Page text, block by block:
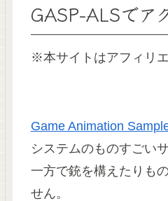
GASP-ALSでア
※本サイトはアフィリ
Game Animation
システムのものすごい
一方で銃を構えたりも
せん。